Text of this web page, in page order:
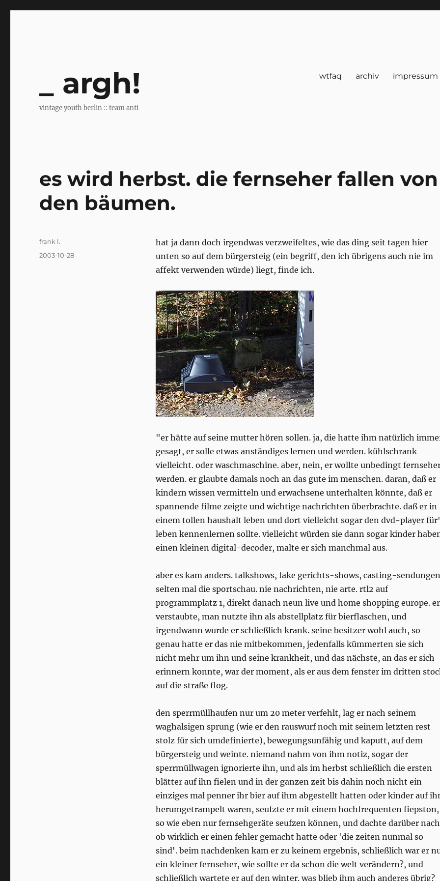
argh!
vintage youth berlin :: team anti
wtfaq archiv impressum
es wird herbst. die fernseher fallen von
den bäumen.
hat ja dann doch irgendwas verzweifeltes, wie das ding seit tagen hier
unten so auf dem bürgersteig (ein begriff, den ich übrigens auch nie im
affekt verwenden würde) liegt, finde ich.
"er hätte auf seine mutter hören sollen. ja, die hatte ihm natürlich
gesagt, er solle etwas anständiges lernen und werden. kühlschrank
vielleicht. oder waschmaschine. aber, nein, er wollte unbedingt
werden. er glaubte damals noch an das gute im menschen. daran, daß er
kindern wissen vermitteln und erwachsene unterhalten könnte, daß er
spannende filme zeigte und wichtige nachrichten überbrachte. daß er in
einem tollen haushalt leben und dort vielleicht sogar den dvd-player
leben kennenlernen sollte. vielleicht würden sie dann sogar kinder
einen kleinen digital-decoder, malte er sich manchmal aus.
aber es kam anders. talkshows, fake gerichts-shows, casting-
selten mal die sportschau. nie nachrichten, nie arte. rtl2 auf
programmplatz 1, direkt danach neun live und home shopping europe. er
verstaubte, man nutzte ihn als abstellplatz für bierflaschen, und
irgendwann wurde er schließlich krank. seine besitzer wohl auch, so
genau hatte er das nie mitbekommen, jedenfalls kümmerten sie sich
nicht mehr um ihn und seine krankheit, und das nächste, an das er sich
erinnern konnte, war der moment, als er aus dem fenster im dritten
auf die straße flog.
den sperrmüllhaufen nur um 20 meter verfehlt, lag er nach seinem
waghalsigen sprung (wie er den rauswurf noch mit seinem letzten rest
stolz für sich umdefinierte), bewegungsunfähig und kaputt, auf dem
bürgersteig und weinte. niemand nahm von ihm notiz, sogar der
sperrmüllwagen ignorierte ihn, und als im herbst schließlich die ersten
blätter auf ihn fielen und in der ganzen zeit bis dahin noch nicht ein
einziges mal penner ihr bier auf ihm abgestellt hatten oder kinder auf
herumgetrampelt waren, seufzte er mit einem hochfrequenten fiepston,
so wie eben nur fernsehgeräte seufzen können, und dachte darüber
ob wirklich er einen fehler gemacht hatte oder 'die zeiten nunmal so
sind'. beim nachdenken kam er zu keinem ergebnis, schließlich war er
ein kleiner fernseher, wie sollte er da schon die welt verändern?, und
schließlich wartete er auf den winter. was blieb ihm auch anderes übrig?
Author
frank l.
Posted
2003-10-28